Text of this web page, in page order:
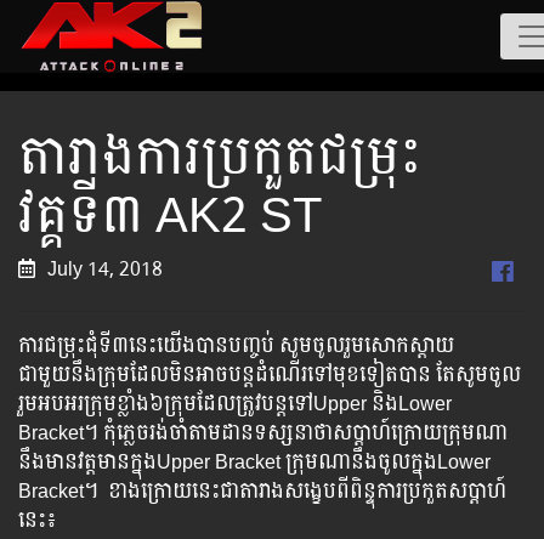
តារាងការប្រកួតជម្រុះ
វគ្គទី៣ AK2 ST
July 14, 2018
ការជម្រុះជុំទី៣នេះយើងបានបញ្ចប់ សូមចូលរួមសោកស្តាយ
ជាមួយនឹងក្រុមដែលមិនអាចបន្តដំណើរទៅមុខទៀតបាន តែសូមចូល
រួមអបអរក្រុមខ្លាំង៦ក្រុមដែលត្រូវបន្តទៅUpper និងLower
Bracket។ កុំភ្លេចរង់ចាំតាមដានទស្សនាថាសប្តាហ៍ក្រោយក្រុមណា
នឹងមានវត្តមានក្នុងUpper Bracket ក្រុមណានឹងចូលក្នុងLower
Bracket។ ខាងក្រោយនេះជាតារាងសង្ខេបពីពិន្ទុការប្រកួតសប្តាហ៍
នេះ៖